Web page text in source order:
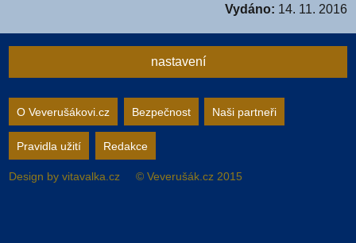
Vydáno: 14. 11. 2016
nastavení
Nastavení webu
Animované
O Veverušákovi.cz Bezpečnost Naši partneři
Pravidla užití Redakce
Design byvitavalka.cz © Veverušák.cz 2015